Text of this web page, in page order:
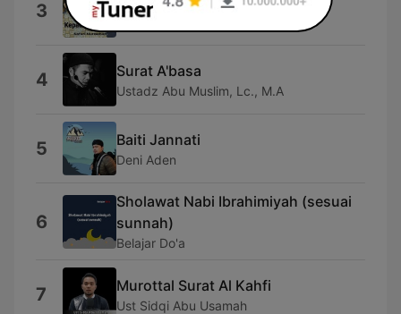
3 Safari Nurzaman
4 Surat A'basa
Ustadz Abu Muslim, Lc., M.A
5 Baiti Jannati
Deni Aden
6
Sholawat Nabi Ibrahimiyah (sesuai
sunnah)
Belajar Do'a
7 Murottal Surat Al Kahfi
Ust Sidqi Abu Usamah